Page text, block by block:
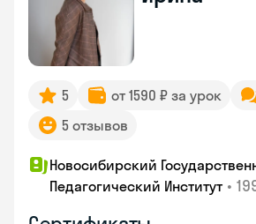
5 от 1590 ₽ за урок
5 отзывов
Новосибирский
Педагогический Институт •